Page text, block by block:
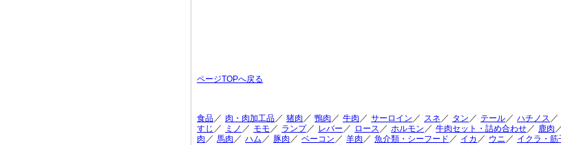
ページTOPへ戻る
食品／ 肉・肉加工品／ 猪肉 ／ 鴨肉 ／ 牛肉 ／ サーロイン ／ スネ ／ タン ／ テール／ ハチノス ／
すじ ／ ミノ ／ モモ ／ ランプ／ レバー ／ ロース ／ ホルモン ／ 牛肉セット・詰め合わせ／ 鹿肉
肉 ／ 馬肉 ／ ハム ／ 豚肉 ／ ベーコン ／ 羊肉 ／ 魚介類・シーフード ／ イカ ／ ウニ ／ イクラ・筋